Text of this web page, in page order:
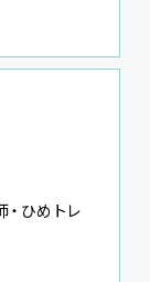
ひめトレ